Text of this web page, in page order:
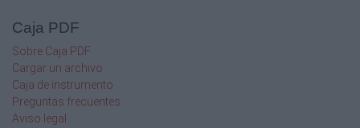
Caja PDF
Sobre Caja PDF
Cargar un archivo
Caja de instrumento
Preguntas frecuentes
Aviso legal